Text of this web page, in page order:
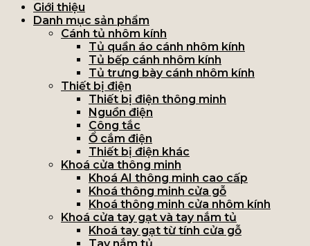
Giới thiệu
Danh mục sản phẩm
Cánh tủ nhôm kính
Tủ quần áo cánh nhôm kính
Tủ bếp cánh nhôm kính
Tủ trưng bày cánh nhôm kính
Thiết bị điện
Thiết bị điện thông minh
Nguồn điện
Công tắc
Ổ cắm điện
Thiết bị điện khác
Khoá cửa thông minh
Khoá AI thông minh cao cấp
Khoá thông minh cửa gỗ
Khoá thông minh cửa nhôm kính
Khoá cửa tay gạt và tay nắm tủ
Khoá tay gạt từ tính cửa gỗ